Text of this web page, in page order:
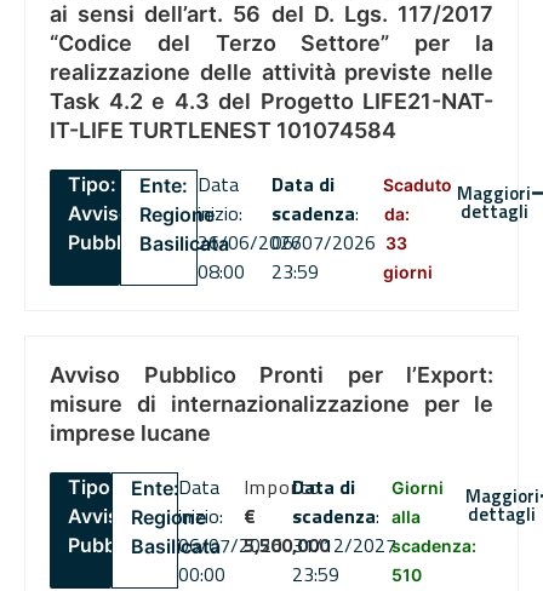
ai sensi dell’art. 56 del D. Lgs. 117/2017
“Codice del Terzo Settore” per la
realizzazione delle attività previste nelle
Task 4.2 e 4.3 del Progetto LIFE21-NAT-
IT-LIFE TURTLENEST 101074584
Tipo:
Avviso
Pubblico
Ente:
Regione
Basilicata
Data
inizio:
26/06/2026
08:00
Data di
scadenza:
06/07/2026
23:59
Scaduto
da:
33
giorni
Maggiori
dettagli
Avviso Pubblico Pronti per l’Export:
misure di internazionalizzazione per le
imprese lucane
Tipo:
Avviso
Pubblico
Ente:
Regione
Basilicata
Data
inizio:
06/07/2026
00:00
Importo
€
5,500,000
Data di
scadenza:
31/12/2027
23:59
Giorni
alla
scadenza:
510
Maggiori
dettagli